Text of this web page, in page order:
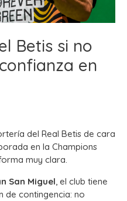
Betis si no
en
del Real Betis de cara
en la Champions
muy clara.
San Miguel, el club tiene
de contingencia: no